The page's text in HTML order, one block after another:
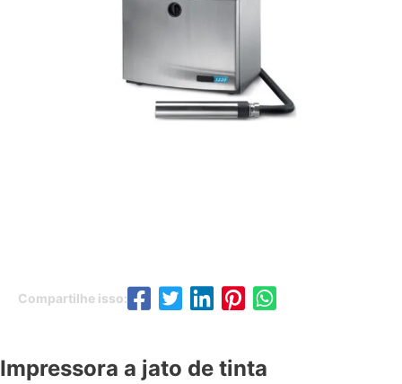
Compartilhe isso:
Impressora a jato de tinta